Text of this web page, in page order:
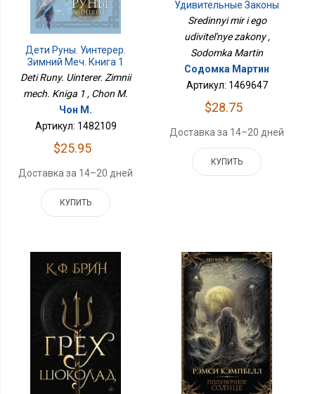
Дети Руны. Уинтерер.
Зимний Меч. Книга 1
Deti Runy. Uinterer. Zimnii
mech. Kniga 1 , Chon M.
Чон М.
Артикул: 1482109
$25.95
Доставка за 14–20 дней
КУПИТЬ
Удивительные Законы
Sredinnyi mir i ego
udivitel'nye zakony ,
Sodomka Martin
Содомка Мартин
Артикул: 1469647
$28.75
Доставка за 14–20 дней
КУПИТЬ